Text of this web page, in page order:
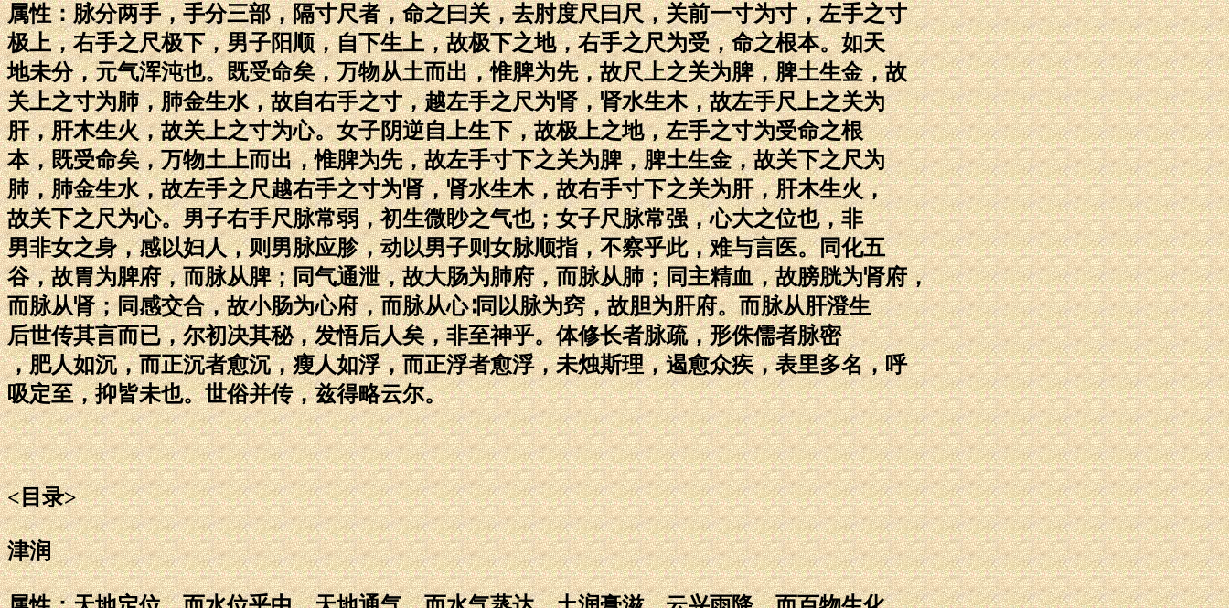
属性：脉分两手，手分三部，隔寸尺者，命之曰关，去肘度尺曰尺，关前一寸为寸，左手之寸
极上，右手之尺极下，男子阳顺，自下生上，故极下之地，右手之尺为受，命之根本。如天
地未分，元气浑沌也。既受命矣，万物从土而出，惟脾为先，故尺上之关为脾，脾土生金，故
关上之寸为肺，肺金生水，故自右手之寸，越左手之尺为肾，肾水生木，故左手尺上之关为
肝，肝木生火，故关上之寸为心。女子阴逆自上生下，故极上之地，左手之寸为受命之根
本，既受命矣，万物土上而出，惟脾为先，故左手寸下之关为脾，脾土生金，故关下之尺为
肺，肺金生水，故左手之尺越右手之寸为肾，肾水生木，故右手寸下之关为肝，肝木生火，
故关下之尺为心。男子右手尺脉常弱，初生微眇之气也；女子尺脉常强，心大之位也，非
男非女之身，感以妇人，则男脉应胗，动以男子则女脉顺指，不察乎此，难与言医。同化五
谷，故胃为脾府，而脉从脾；同气通泄，故大肠为肺府，而脉从肺；同主精血，故膀胱为肾府，
而脉从肾；同感交合，故小肠为心府，而脉从心∶同以脉为窍，故胆为肝府。而脉从肝澄生
后世传其言而已，尔初决其秘，发悟后人矣，非至神乎。体修长者脉疏，形侏儒者脉密
，肥人如沉，而正沉者愈沉，瘦人如浮，而正浮者愈浮，未烛斯理，遏愈众疾，表里多名，呼
吸定至，抑皆未也。世俗并传，兹得略云尔。
<目录>
津润